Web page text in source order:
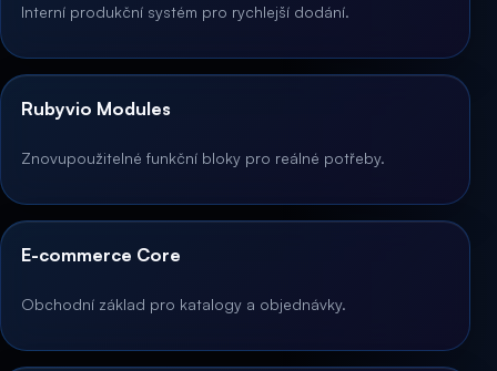
Interní produkční systém pro rychlejší dodání.
Rubyvio Modules
Znovupoužitelné funkční bloky pro reálné potřeby.
E-commerce Core
Obchodní základ pro katalogy a objednávky.